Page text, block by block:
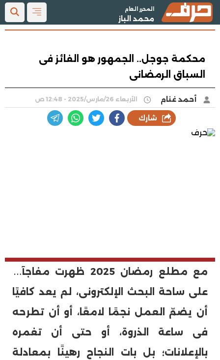
المحرر العام
محمد الباز
محكمة جوجل.. الجمهور هو الفائز فى
السباق الرمضانى
أحمد غنام الأربعاء 26/مارس/2025 - 12:48 ص
شارك
م
ع مطلع رمضان 2025 ظهرت مفاجآت
على ساحة البحث الإلكترونى، لم يعد كافيًا
أن يضمّ العمل نجمًا لامعًا، أو أن تطرحه
فى ساعة الذروة، أو حتى أن تغمره
بالإعلانات؛ بل بات النجاح رهينًا بمعادلة